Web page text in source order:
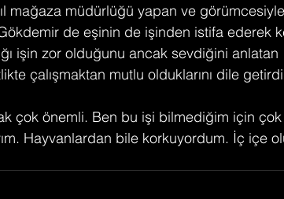
mağaza müdürlüğü yapan ve
de eşinin de işinden istifa ederek
işin zor olduğunu ancak sevdiğini anlatan
çalışmaktan mutlu olduklarını dile
çok önemli. Ben bu işi bilmediğim için
Hayvanlardan bile korkuyordum. İç içe